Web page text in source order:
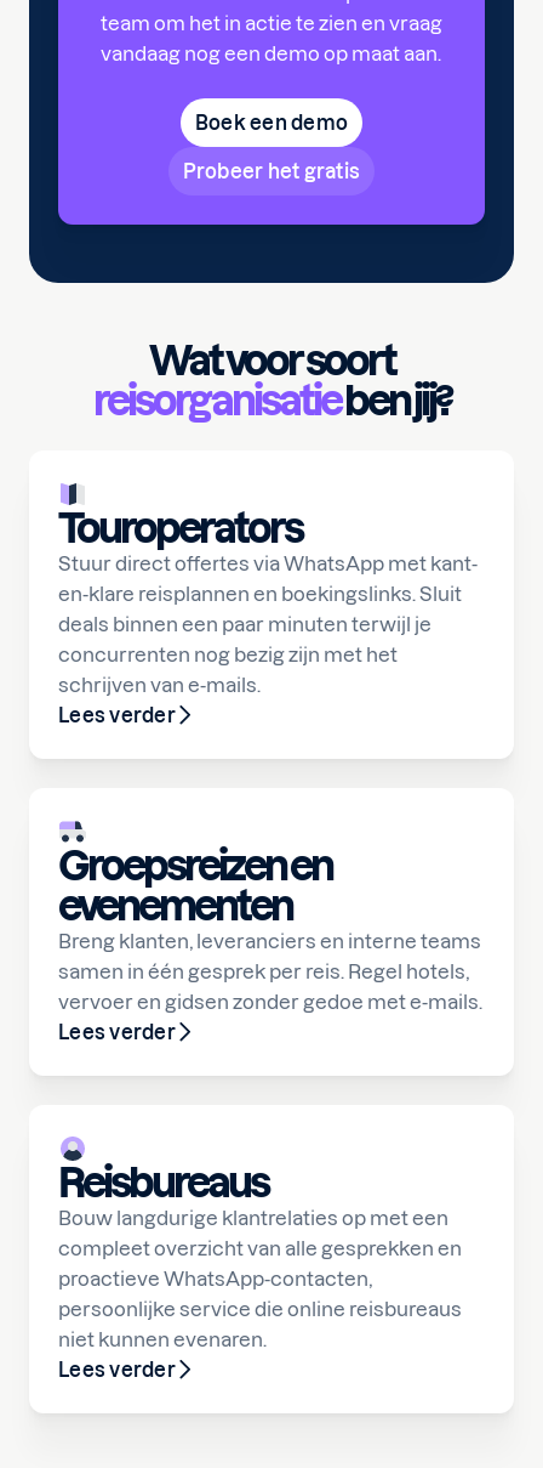
team om het in actie te zien en vraag
vandaag nog een demo op maat aan.
Boek een demo
Probeer het gratis
Wat voor soort
reisorganisatieben jij?
Touroperators
Stuur direct offertes via WhatsApp met kant-
en-klare reisplannen en boekingslinks. Sluit
deals binnen een paar minuten terwijl je
concurrenten nog bezig zijn met het
schrijven van e-mails.
Lees verder
Groepsreizen en
evenementen
Breng klanten, leveranciers en interne teams
samen in één gesprek per reis. Regel hotels,
vervoer en gidsen zonder gedoe met e-mails.
Lees verder
Reisbureaus
Bouw langdurige klantrelaties op met een
compleet overzicht van alle gesprekken en
proactieve WhatsApp-contacten,
persoonlijke service die online reisbureaus
niet kunnen evenaren.
Lees verder